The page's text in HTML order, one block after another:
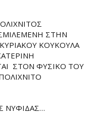
ΣΤΗΝ
ΚΟΥΚΟΥΛΑ
ΣΤΟΝ ΦΥΣΙΚΟ ΤOY
ΝΥΦΙΔΑΣ…